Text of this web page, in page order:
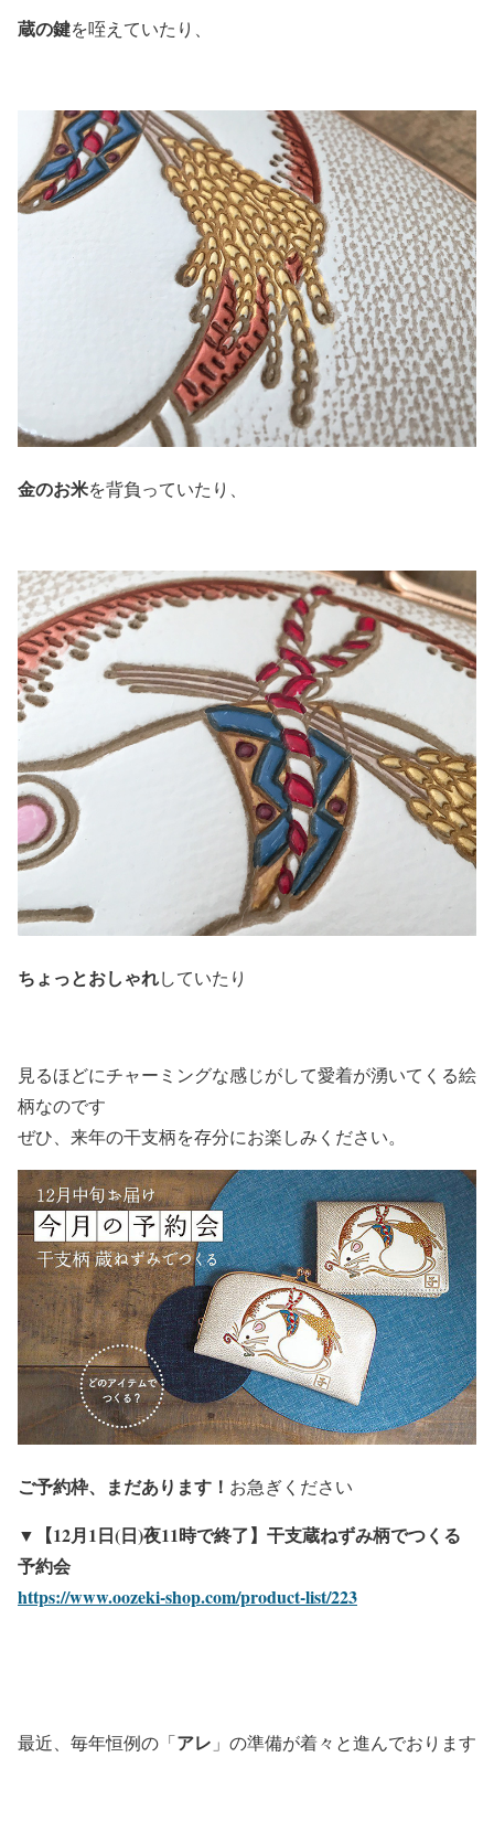
蔵の鍵を咥えていたり、
金のお米を背負っていたり、
ちょっとおしゃれしていたり
見るほどにチャーミングな感じがして愛着が湧いてくる絵
柄なのです
ぜひ、来年の干支柄を存分にお楽しみください。
ご予約枠、まだあります！ お急ぎください
▼【12月1日(日)夜11時で終了】干支蔵ねずみ柄でつくる
予約会
https://www.oozeki-shop.com/product-list/223
最近、毎年恒例の「アレ 」の準備が着々と進んでおります